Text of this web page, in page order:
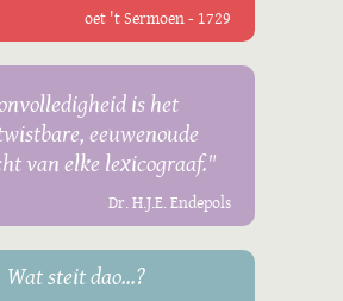
oet 't Sermoen - 1729
is het
eeuwenoude
van elke lexicograaf."
Dr. H.J.E. Endepols
Wat steit dao...?